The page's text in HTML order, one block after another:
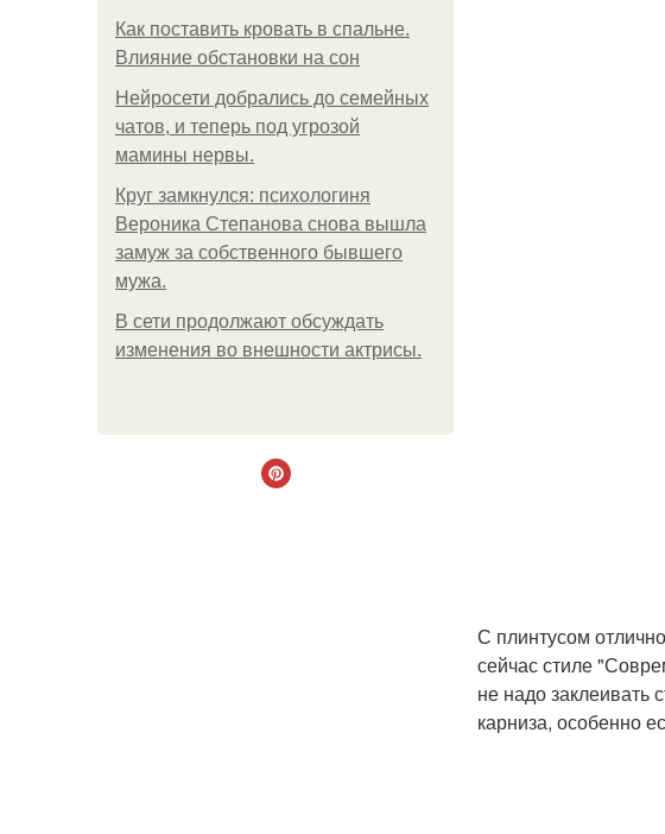
Как поставить кровать в спальне.
Влияние обстановки на сон
Нейросети добрались до семейных
чатов, и теперь под угрозой
мамины нервы.
Круг замкнулся: психологиня
Вероника Степанова снова вышла
замуж за собственного бывшего
мужа.
В сети продолжают обсуждать
изменения во внешности актрисы.
С плинтусом
сейчас стиле
не надо заклеивать
карниза, особенно